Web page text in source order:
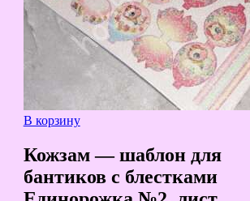
В корзину
Кожзам — шаблон для
бантиков с блестками